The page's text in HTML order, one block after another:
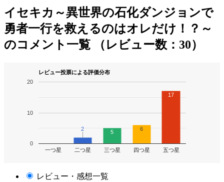
イセキカ～異世界の石化ダンジョンで
勇者一行を救えるのはオレだけ！？～
のコメント一覧 （レビュー数：30）
レビュー投票による評価分布
一つ星 二つ星 三つ星 四つ星 五つ星
0
10
20
2
2 5 6
17
レビュー・感想一覧